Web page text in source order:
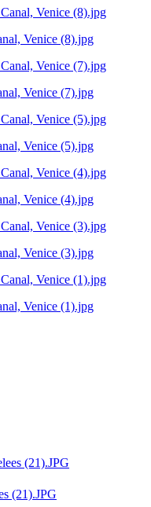
Venice (8).jpg
Venice (7).jpg
Venice (5).jpg
Venice (4).jpg
Venice (3).jpg
Venice (1).jpg
(21).JPG